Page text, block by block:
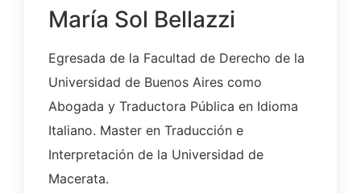
María Sol Bellazzi
Egresada de la Facultad de Derecho de la
Universidad de Buenos Aires como
Abogada y Traductora Pública en Idioma
Italiano. Master en Traducción e
Interpretación de la Universidad de
Macerata.